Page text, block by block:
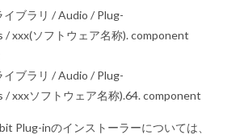
ブラリ / Audio / Plug-
/ xxx(ソフトウェア名称). component
ブラリ / Audio / Plug-
/ xxxソフトウェア名称).64. component
Plug-inのインストーラーについては、